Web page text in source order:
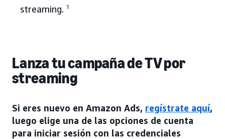
streaming. 1
Lanza tu campaña de TV por
streaming
Si eres nuevo en Amazon Ads, regístrate aquí,
luego elige una de las opciones de cuenta
para iniciar sesión con las credenciales